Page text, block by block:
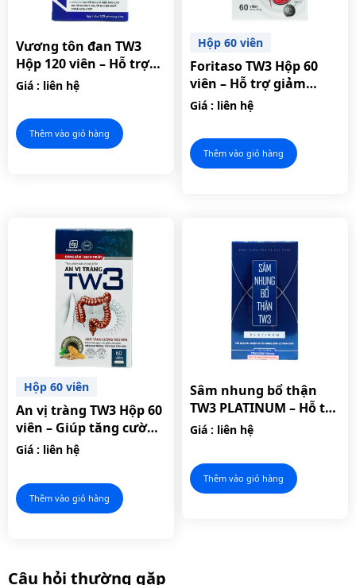
Vương tôn đan TW3
Hộp 120 viên – Hỗ trợ
giảm acid uric máu.
Giá : liên hệ
Thêm vào giỏ hàng
Hộp 60 viên
Foritaso TW3 Hộp 60
viên – Hỗ trợ giảm
nguy cơ hình thành sỏi
Giá : liên hệ
Thêm vào giỏ hàng
Hộp 60 viên
An vị tràng TW3 Hộp 60
viên – Giúp tăng cường
hệ tiêu hóa, hỗ trợ làm
đại tràng
Giá : liên hệ
Thêm vào giỏ hàng
Sâm nhung bổ thận
TW3 PLATINUM – Hỗ trợ
cải thiện chức năng
Giá : liên hệ
Thêm vào giỏ hàng
Câu hỏi thường gặp